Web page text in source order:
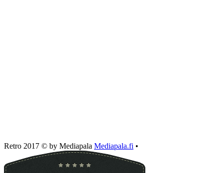
Retro 2017 © by Mediapala Mediapala.fi •